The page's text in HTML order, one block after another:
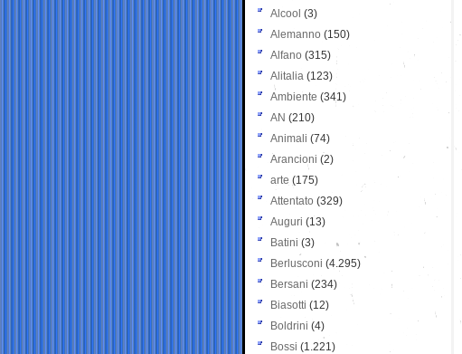
Alcool (3)
Alemanno (150)
Alfano (315)
Alitalia (123)
Ambiente (341)
AN (210)
Animali (74)
Arancioni (2)
arte (175)
Attentato (329)
Auguri (13)
Batini (3)
Berlusconi (4.295)
Bersani (234)
Biasotti (12)
Boldrini (4)
Bossi (1.221)